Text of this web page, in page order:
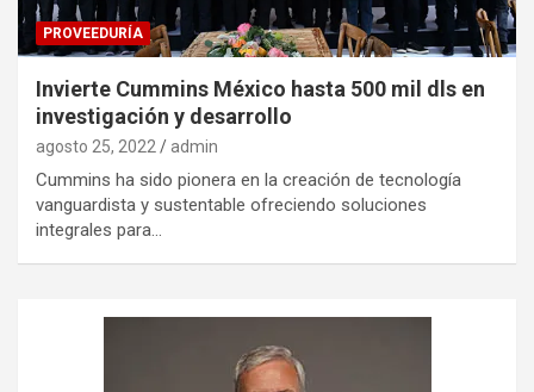
PROVEEDURÍA
Invierte Cummins México hasta 500 mil dls en
investigación y desarrollo
agosto 25, 2022 admin
Cummins ha sido pionera en la creación de tecnología
vanguardista y sustentable ofreciendo soluciones
integrales para…